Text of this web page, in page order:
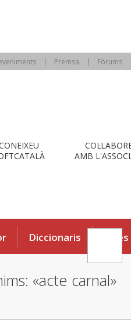
Premsa Fòrums
AMB
Diccionaris Eines
«acte carnal»